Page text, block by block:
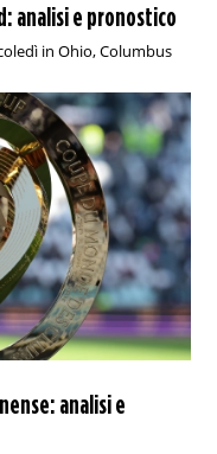
analisi e pronostico
in Ohio, Columbus
analisi e